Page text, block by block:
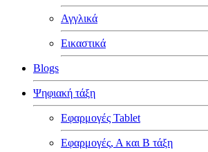
Αγγλικά
Εικαστικά
Blogs
Ψηφιακή τάξη
Εφαρμογές Tablet
Εφαρμογές, Α και Β τάξη